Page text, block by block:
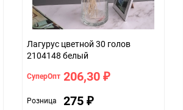
Лагурус цветной 30 голов
2104148 белый
СуперОпт 206,30 ₽
Розница 275 ₽